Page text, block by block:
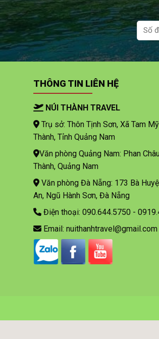
THÔNG TIN LIÊN HỆ
NÚI THÀNH TRAVEL
Trụ sở: Thôn Tịnh Sơn, Xã Tam
Thành, Tỉnh Quảng Nam
Văn phòng Quảng Nam: Phan
Thành, Quảng Nam
Văn phòng Đà Nẵng: 173 Bà
An, Ngũ Hành Sơn, Đà Nẵng
Điện thoại: 090.644.5750 -
Email: nuithanhtravel@gmail.com